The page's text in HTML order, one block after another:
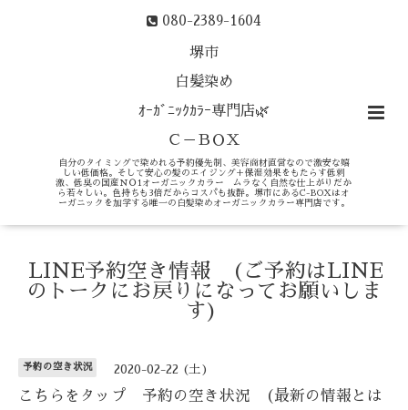
080-2389-1604
堺市
白髪染め
ｵｰｶﾞﾆｯｸｶﾗｰ専門店🌿
Ｃ－ＢＯＸ
自分のタイミングで染めれる予約優先制、美容商材直営なので激安な嬉
しい低価格。そして安心の髪のエイジング＋保湿効果をもたらす低刺
激、低臭の国産ＮＯ1オーガニックカラー ムラなく自然な仕上がりだか
ら若々しい。色持ちも3倍だからコスパも抜群。堺市にあるC-BOXはオ
ーガニックを加学する唯一の白髪染めオーガニックカラー専門店です。
LINE予約空き情報 (ご予約はLINE
のトークにお戻りになってお願いしま
す)
予約の空き状況 2020-02-22 (土)
こちらをタップ 予約の空き状況 (最新の情報とは